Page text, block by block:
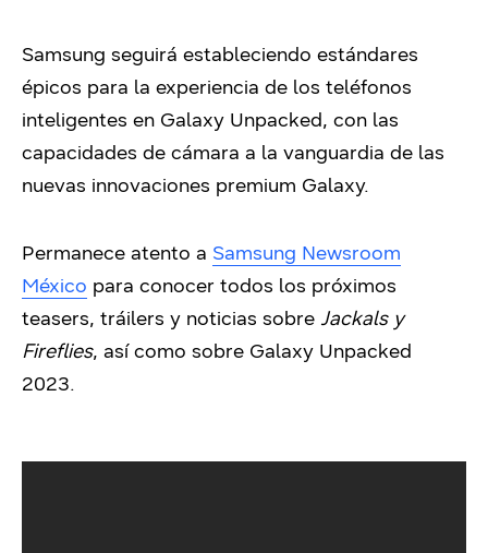
Samsung seguirá estableciendo estándares
épicos para la experiencia de los teléfonos
inteligentes en Galaxy Unpacked, con las
capacidades de cámara a la vanguardia de las
nuevas innovaciones premium Galaxy.
Permanece atento a Samsung Newsroom
México para conocer todos los próximos
teasers, tráilers y noticias sobre Jackals y
Fireflies, así como sobre Galaxy Unpacked
2023.